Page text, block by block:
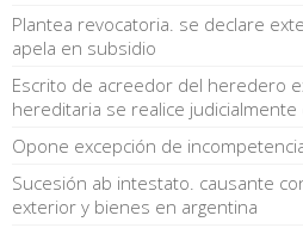
Plantea revocatoria. se declare
apela en subsidio
Escrito de acreedor del heredero
hereditaria se realice judicialmente
Opone excepción de
Sucesión ab intestato. causante
exterior y bienes en argentina